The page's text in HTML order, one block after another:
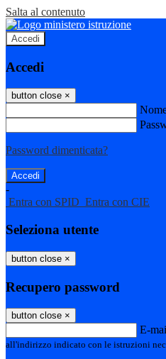
Salta al contenuto
Accedi
Accedi
button close ×
Password dimenticata?
-
Entra con SPID Entra con CIE
Seleziona utente
button close ×
Recupero password
button close ×
E-
all'indirizzo indicato con le istruzioni